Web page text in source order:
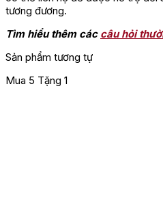
tương đương.
Tìm hiểu thêm các câu hỏi
Sản phẩm tương tự
Mua 5 Tặng 1